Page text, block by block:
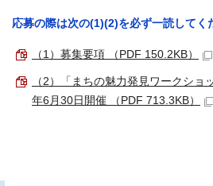
応募の際は次の(1)(2)を必ず一読してく
（1）募集要項 （PDF 150.2KB）
（2）「まちの魅力発見ワークシ
年6月30日開催 （PDF 713.3KB）